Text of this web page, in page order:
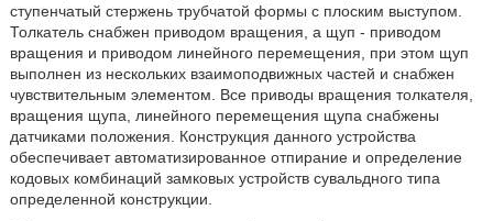
ступенчатый стержень трубчатой формы с плоским выступом.
Толкатель снабжен приводом вращения, а щуп - приводом
вращения и приводом линейного перемещения, при этом щуп
выполнен из нескольких взаимоподвижных частей и снабжен
чувствительным элементом. Все приводы вращения толкателя,
вращения щупа, линейного перемещения щупа снабжены
датчиками положения. Конструкция данного устройства
обеспечивает автоматизированное отпирание и определение
кодовых комбинаций замковых устройств сувальдного типа
определенной конструкции.